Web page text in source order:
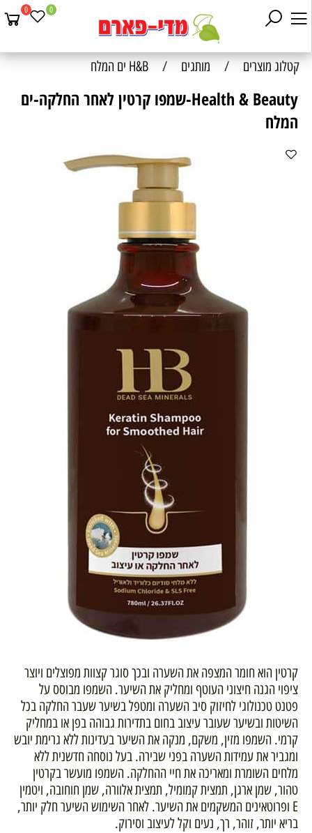
0 0
קטלוג מוצרים / מותגים / H&B ים המלח
Health & Beauty-שמפו קרטין לאחר החלקה-ים
המלח
קרטין הוא חומר המצפה את השערה ובכך סוגר קצוות מפוצלים ויוצר
ציפוי הגנה חיצוני העוטף ומחליק את השיער. השמפו מבוסס על
פטנט טכנולוגי לחיזוק סיב השערה ומטפל בשיער שעבר החלקה בכל
השיטות ובשיער שעובר עיצוב בחום בתדירות גבוהה בפן או במחליק
קרמי. השמפו מזין, משקם, מנקה את השיער בעדינות ללא גרימת יובש
ומגביר את עמידות השערה בפני שבירה. בעל נוסחה חדשנית ללא
מלחים השומרת ומאריכה את חיי ההחלקה. השמפו מועשר בקרטין
טהור, שמן ארגן, תמצית קמומיל, תמצית אלוורה, שמן חוחובה, ויטמין
E ופרוטאינים המשקמים את השיער. לאחר השימוש השיער חלק יותר,
בריא יותר, זוהר, רך, נעים וקל לעיצוב וסירוק.